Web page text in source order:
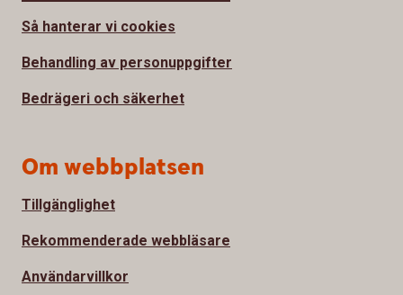
Så hanterar vi cookies
Behandling av personuppgifter
Bedrägeri och säkerhet
Om webbplatsen
Tillgänglighet
Rekommenderade webbläsare
Användarvillkor